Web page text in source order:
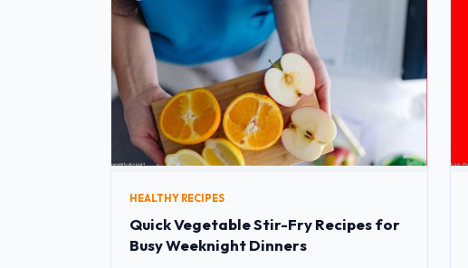
HEALTHY RECIPES
Quick Vegetable Stir-Fry Recipes for
Busy Weeknight Dinners